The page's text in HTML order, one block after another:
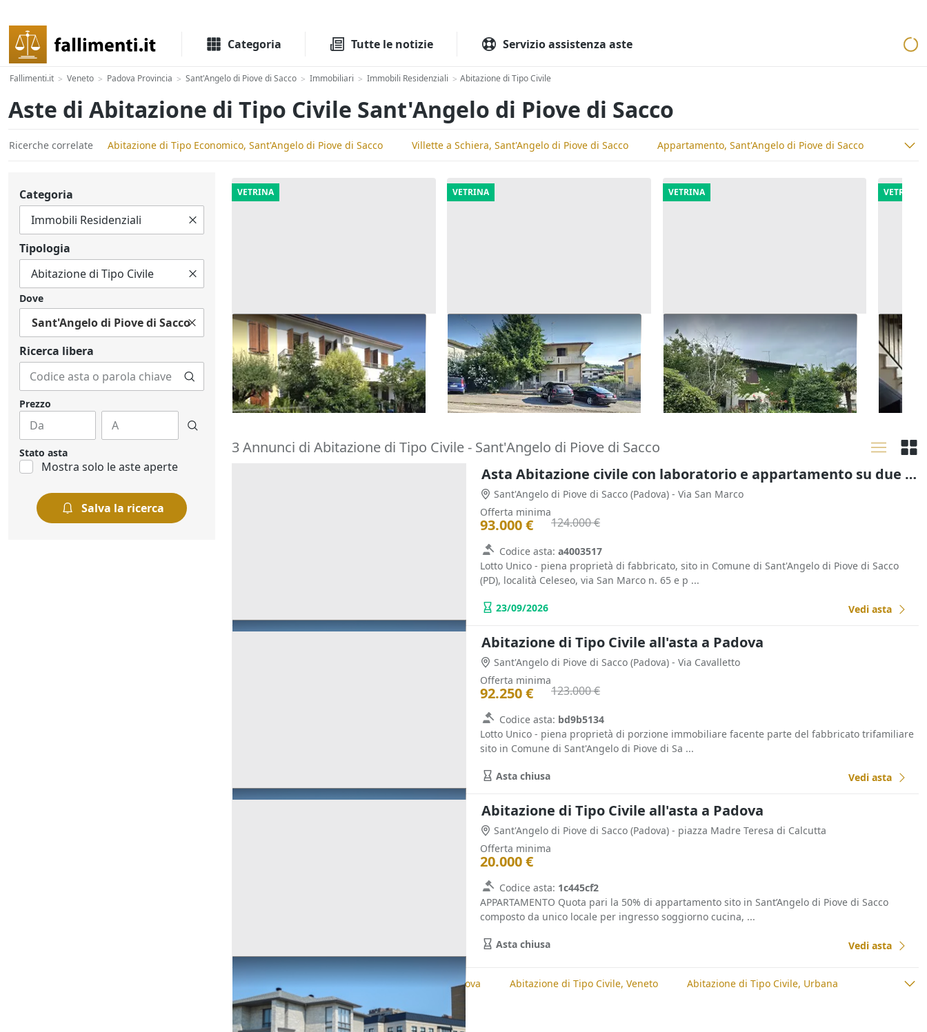
Categoria Tutte le notizie Servizio assistenza aste
Fallimenti.it > Veneto > Padova Provincia > Sant'Angelo di Piove di Sacco > Immobiliari > Immobili Residenziali > Abitazione di Tipo Civile
Aste di Abitazione di Tipo Civile Sant'Angelo di Piove di Sacco
Ricerche correlate Abitazione di Tipo Economico, Sant'Angelo di Piove di Sacco Villette a Schiera, Sant'Angelo di Piove di Sacco Appartamento, Sant'Angelo di Piove di Sacco
Categoria
Tipologia
Dove
Sant'Angelo di Piove di Sacco
Ricerca libera
Prezzo
Stato asta
Mostra solo le aste aperte
Salva la ricerca
VETRINA
Asta Abitazione cielo terra con
cortile e cantina
Montegrotto Terme (Padova)
195.000 €
20/10/2026
VETRINA
Asta Casa indipendente con corte
pertinenziale
Barbarano Mossano (Vicenza)
180.000 €
22/10/2026
VETRINA
Asta Quota indivisa di 7/16 di
villetta bifamiliare con
autorimessa e area scoperta
Bassano del Grappa (Vicenza)
107.625 €
19/10/2026
VETRINA
Asta
17/
3 Annunci di Abitazione di Tipo Civile - Sant'Angelo di Piove di Sacco
Asta Abitazione civile con laboratorio e appartamento su due piani
Sant'Angelo di Piove di Sacco (Padova) - Via San Marco
Offerta minima
93.000 € 124.000 €
Codice asta: a4003517
Lotto Unico - piena proprietà di fabbricato, sito in Comune di Sant'Angelo di Piove di Sacco
(PD), località Celeseo, via San Marco n. 65 e p ...
23/09/2026 Vedi asta
Abitazione di Tipo Civile all'asta a Padova
Sant'Angelo di Piove di Sacco (Padova) - Via Cavalletto
Offerta minima
92.250 € 123.000 €
Codice asta: bd9b5134
Lotto Unico - piena proprietà di porzione immobiliare facente parte del fabbricato trifamiliare
sito in Comune di Sant'Angelo di Piove di Sa ...
Asta chiusa Vedi asta
Abitazione di Tipo Civile all'asta a Padova
Sant'Angelo di Piove di Sacco (Padova) - piazza Madre Teresa di Calcutta
Offerta minima
20.000 €
Codice asta: 1c445cf2
APPARTAMENTO Quota pari la 50% di appartamento sito in Sant’Angelo di Piove di Sacco
composto da unico locale per ingresso soggiorno cucina, ...
Asta chiusa Vedi asta
Ricerche correlate Abitazione di Tipo Civile, Padova Abitazione di Tipo Civile, Veneto Abitazione di Tipo Civile, Urbana